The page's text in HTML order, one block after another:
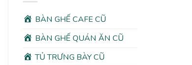
BÀN GHẾ CAFE CŨ
BÀN GHẾ QUÁN ĂN CŨ
TỦ TRƯNG BÀY CŨ